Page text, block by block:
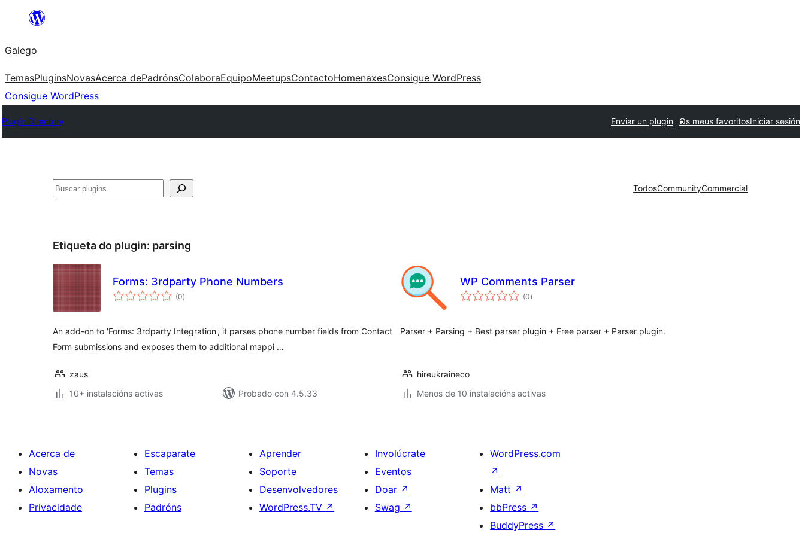
Saltar
contido
Galego
TemasPluginsNovasAcerca dePadrónsColaboraEquipoMeetupsContactoHomenaxesConsigue WordPress
Consigue WordPress
Plugin Directory Enviar un plugin Os meus favoritosIniciar sesión
Buscar TodosCommunityCommercial
Etiqueta do plugin: parsing
Forms: 3rdparty Phone Numbers
(0valoracións
totais
)
An add-on to 'Forms: 3rdparty Integration', it parses phone number fields from Contact
Form submissions and exposes them to additional mappi …
zaus
10+ instalacións activas
Probado con 4.5.33
WP Comments Parser
(0valoracións
totais
)
Parser + Parsing + Best parser plugin + Free parser + Parser plugin.
hireukraineco
Menos de 10 instalacións activas
Acerca de
Novas
Aloxamento
Privacidade
Escaparate
Temas
Plugins
Padróns
Aprender
Soporte
Desenvolvedores
WordPress.TV ↗
Involúcrate
Eventos
Doar ↗
Swag ↗
WordPress.com
↗
Matt ↗
bbPress ↗
BuddyPress ↗